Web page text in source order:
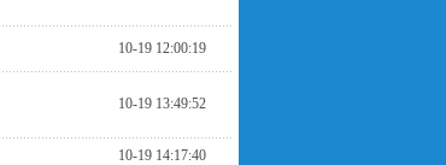
10-19 12:00:19
10-19 13:49:52
10-19 14:17:40